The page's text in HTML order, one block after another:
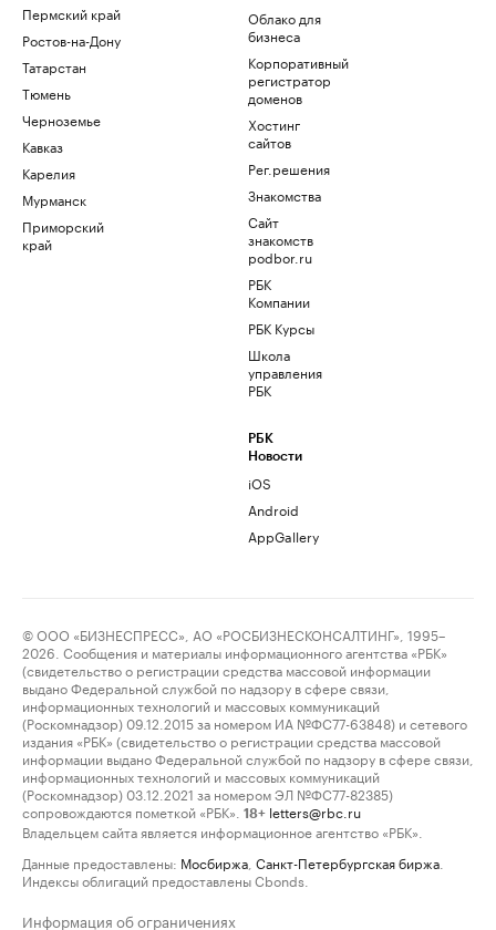
Пермский край
Ростов-на-Дону
Татарстан
Тюмень
Черноземье
Кавказ
Карелия
Мурманск
Приморский
край
Облако для
бизнеса
Корпоративный
регистратор
доменов
Хостинг
сайтов
Рег.решения
Знакомства
Сайт
знакомств
podbor.ru
РБК
Компании
РБК Курсы
Школа
управления
РБК
РБК
Новости
iOS
Android
AppGallery
© ООО «БИЗНЕСПРЕСС», АО «РОСБИЗНЕСКОНСАЛТИНГ», 1995–
2026. Сообщения и материалы информационного агентства «РБК»
(свидетельство о регистрации средства массовой информации
выдано Федеральной службой по надзору в сфере связи,
информационных технологий и массовых коммуникаций
(Роскомнадзор) 09.12.2015 за номером ИА №ФС77-63848) и сетевого
издания «РБК» (свидетельство о регистрации средства массовой
информации выдано Федеральной службой по надзору в сфере связи,
информационных технологий и массовых коммуникаций
(Роскомнадзор) 03.12.2021 за номером ЭЛ №ФС77-82385)
сопровождаются пометкой «РБК».
18+ letters@rbc.ru
Владельцем сайта является информационное агентство «РБК».
Данные предоставлены: Мосбиржа Санкт-Петербургская биржа
Индексы облигаций предоставлены Cbonds.
Информация об ограничениях